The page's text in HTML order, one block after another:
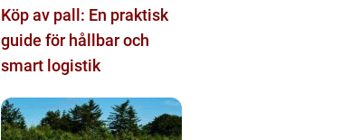
Köp av pall: En praktisk
guide för hållbar och
smart logistik